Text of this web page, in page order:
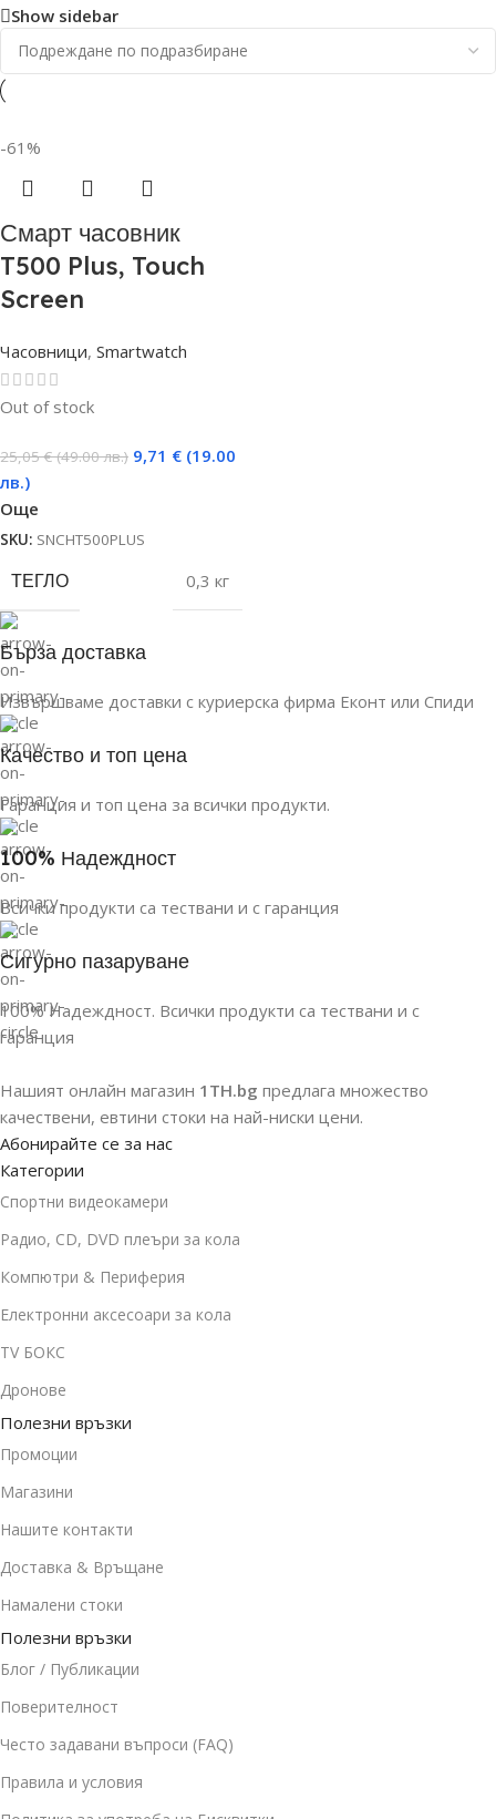
Show sidebar
-61%
Смарт часовник
T500 Plus, Touch
Screen
Часовници, Smartwatch
Out of stock
25,05€ (49.00 лв.) 9,71 € (19.00
лв.)
Още
SKU: SNCHT500PLUS
ТЕГЛО 0,3 кг
Бърза доставка
Извършваме доставки с куриерска фирма Еконт или Спиди
Качество и топ цена
Гаранция и топ цена за всички продукти.
100% Надеждност
Всички продукти са тествани и с гаранция
Сигурно пазаруване
100% Надеждност. Всички продукти са тествани и с
гаранция
Нашият онлайн магазин 1TH.bg предлага множество
качествени, евтини стоки на най-ниски цени.
Абонирайте се за нас
Категории
Спортни видеокамери
Радио, CD, DVD плеъри за кола
Компютри & Периферия
Електронни аксесоари за кола
TV БОКС
Дронове
Полезни връзки
Промоции
Магазини
Нашите контакти
Доставка & Връщане
Намалени стоки
Полезни връзки
Блог / Публикации
Поверителност
Често задавани въпроси (FAQ)
Правила и условия